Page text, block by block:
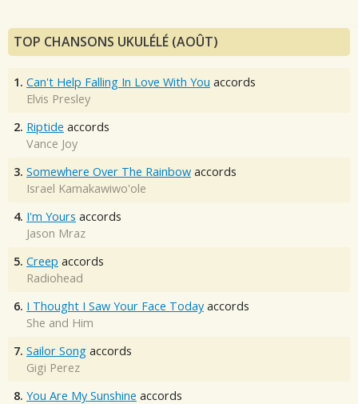
TOP CHANSONS UKULÉLÉ (AOÛT)
1. Can't Help Falling In Love With You accords
Elvis Presley
2. Riptide accords
Vance Joy
3. Somewhere Over The Rainbow accords
Israel Kamakawiwo'ole
4. I'm Yours accords
Jason Mraz
5. Creep accords
Radiohead
6. I Thought I Saw Your Face Today accords
She and Him
7. Sailor Song accords
Gigi Perez
8. You Are My Sunshine accords